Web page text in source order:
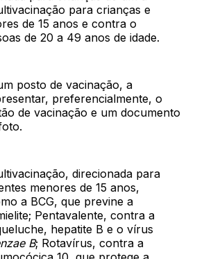
para crianças e
de 15 anos e contra o
de 20 a 49 anos de idade.
posto de vacinação, a
preferencialmente, o
de vacinação e um documento
direcionada para
menores de 15 anos,
a BCG, que previne a
Pentavalente, contra a
hepatite B e o vírus
B; Rotavírus, contra a